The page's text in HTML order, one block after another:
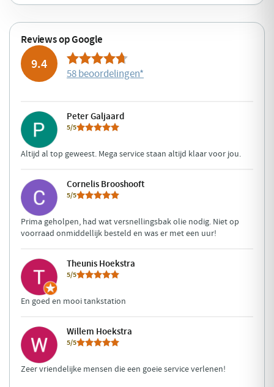
Reviews op Google
9.4
58 beoordelingen*
Peter Galjaard
5/5
Altijd al top geweest. Mega service staan altijd klaar voor jou.
Cornelis Brooshooft
5/5
Prima geholpen, had wat versnellingsbak olie nodig. Niet op
voorraad onmiddellijk besteld en was er met een uur!
Theunis Hoekstra
5/5
En goed en mooi tankstation
Willem Hoekstra
5/5
Zeer vriendelijke mensen die een goeie service verlenen!